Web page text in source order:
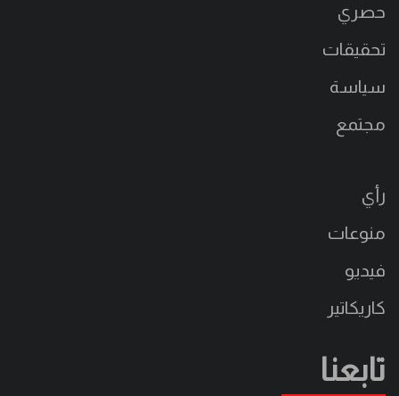
حصري
تحقيقات
سياسة
مجتمع
رأي
منوعات
فيديو
كاريكاتير
تابعنا